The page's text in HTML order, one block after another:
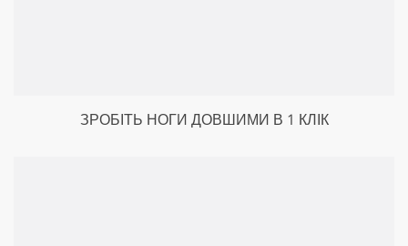
ЗРОБІТЬ НОГИ ДОВШИМИ В 1 КЛІК